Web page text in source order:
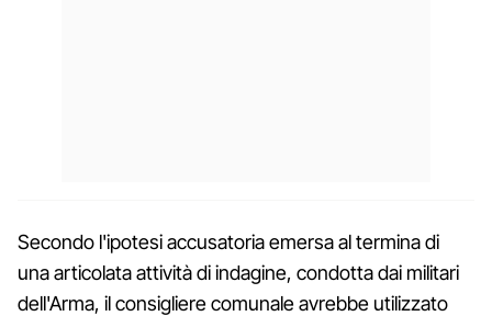
Secondo l'ipotesi accusatoria emersa al termina di
una articolata attività di indagine, condotta dai militari
dell'Arma, il consigliere comunale avrebbe utilizzato